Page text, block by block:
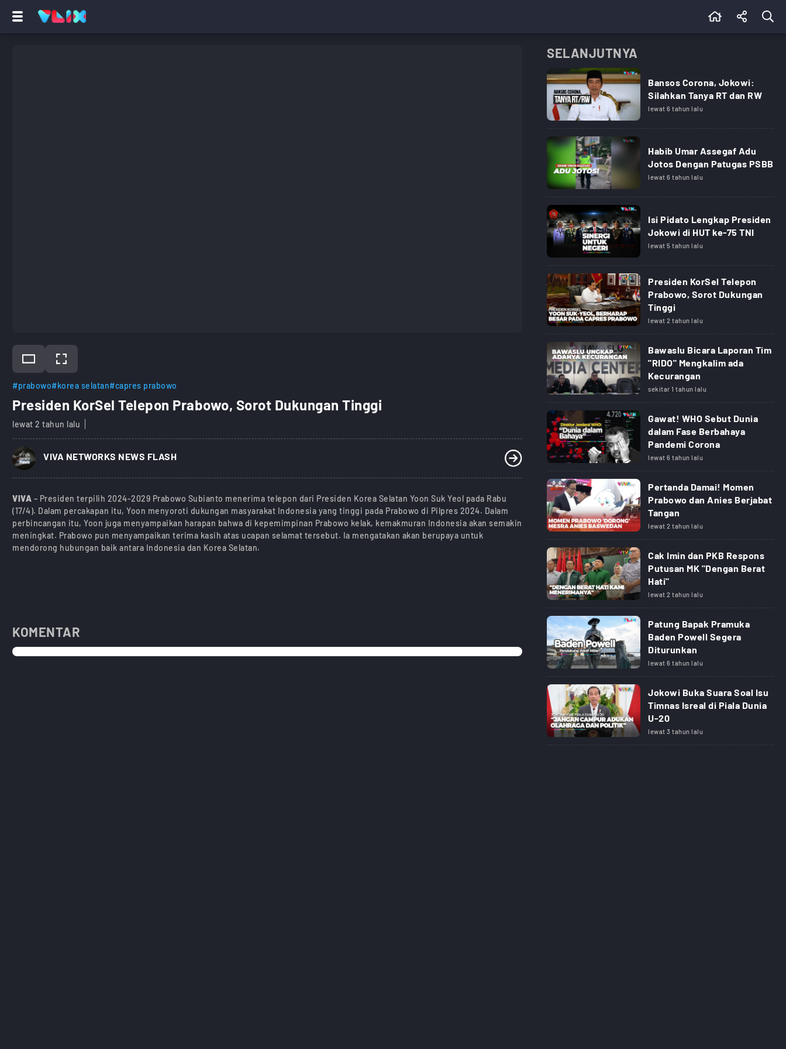
#prabowo#korea selatan#capres prabowo
Presiden KorSel Telepon Prabowo, Sorot Dukungan Tinggi
lewat 2 tahun lalu
VIVA NETWORKS NEWS FLASH
VIVA – Presiden terpilih 2024-2029 Prabowo Subianto menerima telepon dari Presiden Korea Selatan Yoon Suk Yeol pada Rabu
(17/4). Dalam percakapan itu, Yoon menyoroti dukungan masyarakat Indonesia yang tinggi pada Prabowo di Pilpres 2024. Dalam
perbincangan itu, Yoon juga menyampaikan harapan bahwa di kepemimpinan Prabowo kelak, kemakmuran Indonesia akan semakin
meningkat. Prabowo pun menyampaikan terima kasih atas ucapan selamat tersebut. Ia mengatakan akan berupaya untuk
mendorong hubungan baik antara Indonesia dan Korea Selatan.
KOMENTAR
SELANJUTNYA
Bansos Corona, Jokowi:
Silahkan Tanya RT dan RW
lewat 6 tahun lalu
Habib Umar Assegaf Adu
Jotos Dengan Patugas PSBB
lewat 6 tahun lalu
Isi Pidato Lengkap Presiden
Jokowi di HUT ke-75 TNI
lewat 5 tahun lalu
Presiden KorSel Telepon
Prabowo, Sorot Dukungan
Tinggi
lewat 2 tahun lalu
Bawaslu Bicara Laporan Tim
"RIDO" Mengkalim ada
Kecurangan
sekitar 1 tahun lalu
Gawat! WHO Sebut Dunia
dalam Fase Berbahaya
Pandemi Corona
lewat 6 tahun lalu
Pertanda Damai! Momen
Prabowo dan Anies Berjabat
Tangan
lewat 2 tahun lalu
Cak Imin dan PKB Respons
Putusan MK "Dengan Berat
Hati"
lewat 2 tahun lalu
Patung Bapak Pramuka
Baden Powell Segera
Diturunkan
lewat 6 tahun lalu
Jokowi Buka Suara Soal Isu
Timnas Isreal di Piala Dunia
U-20
lewat 3 tahun lalu